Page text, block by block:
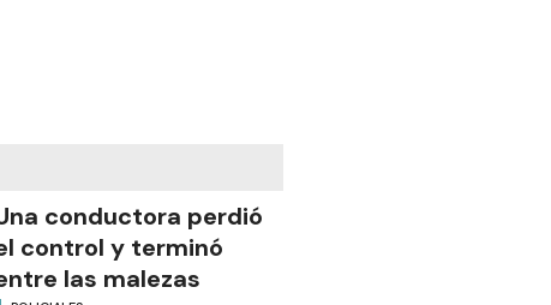
conductora perdió
control y terminó
las malezas